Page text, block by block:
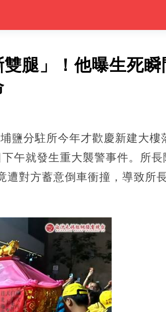
腿」！他曝生死
鹽分駐所今年才歡慶新建大樓
午就發生重大襲警事件。所
對方蓄意倒車衝撞，導致所